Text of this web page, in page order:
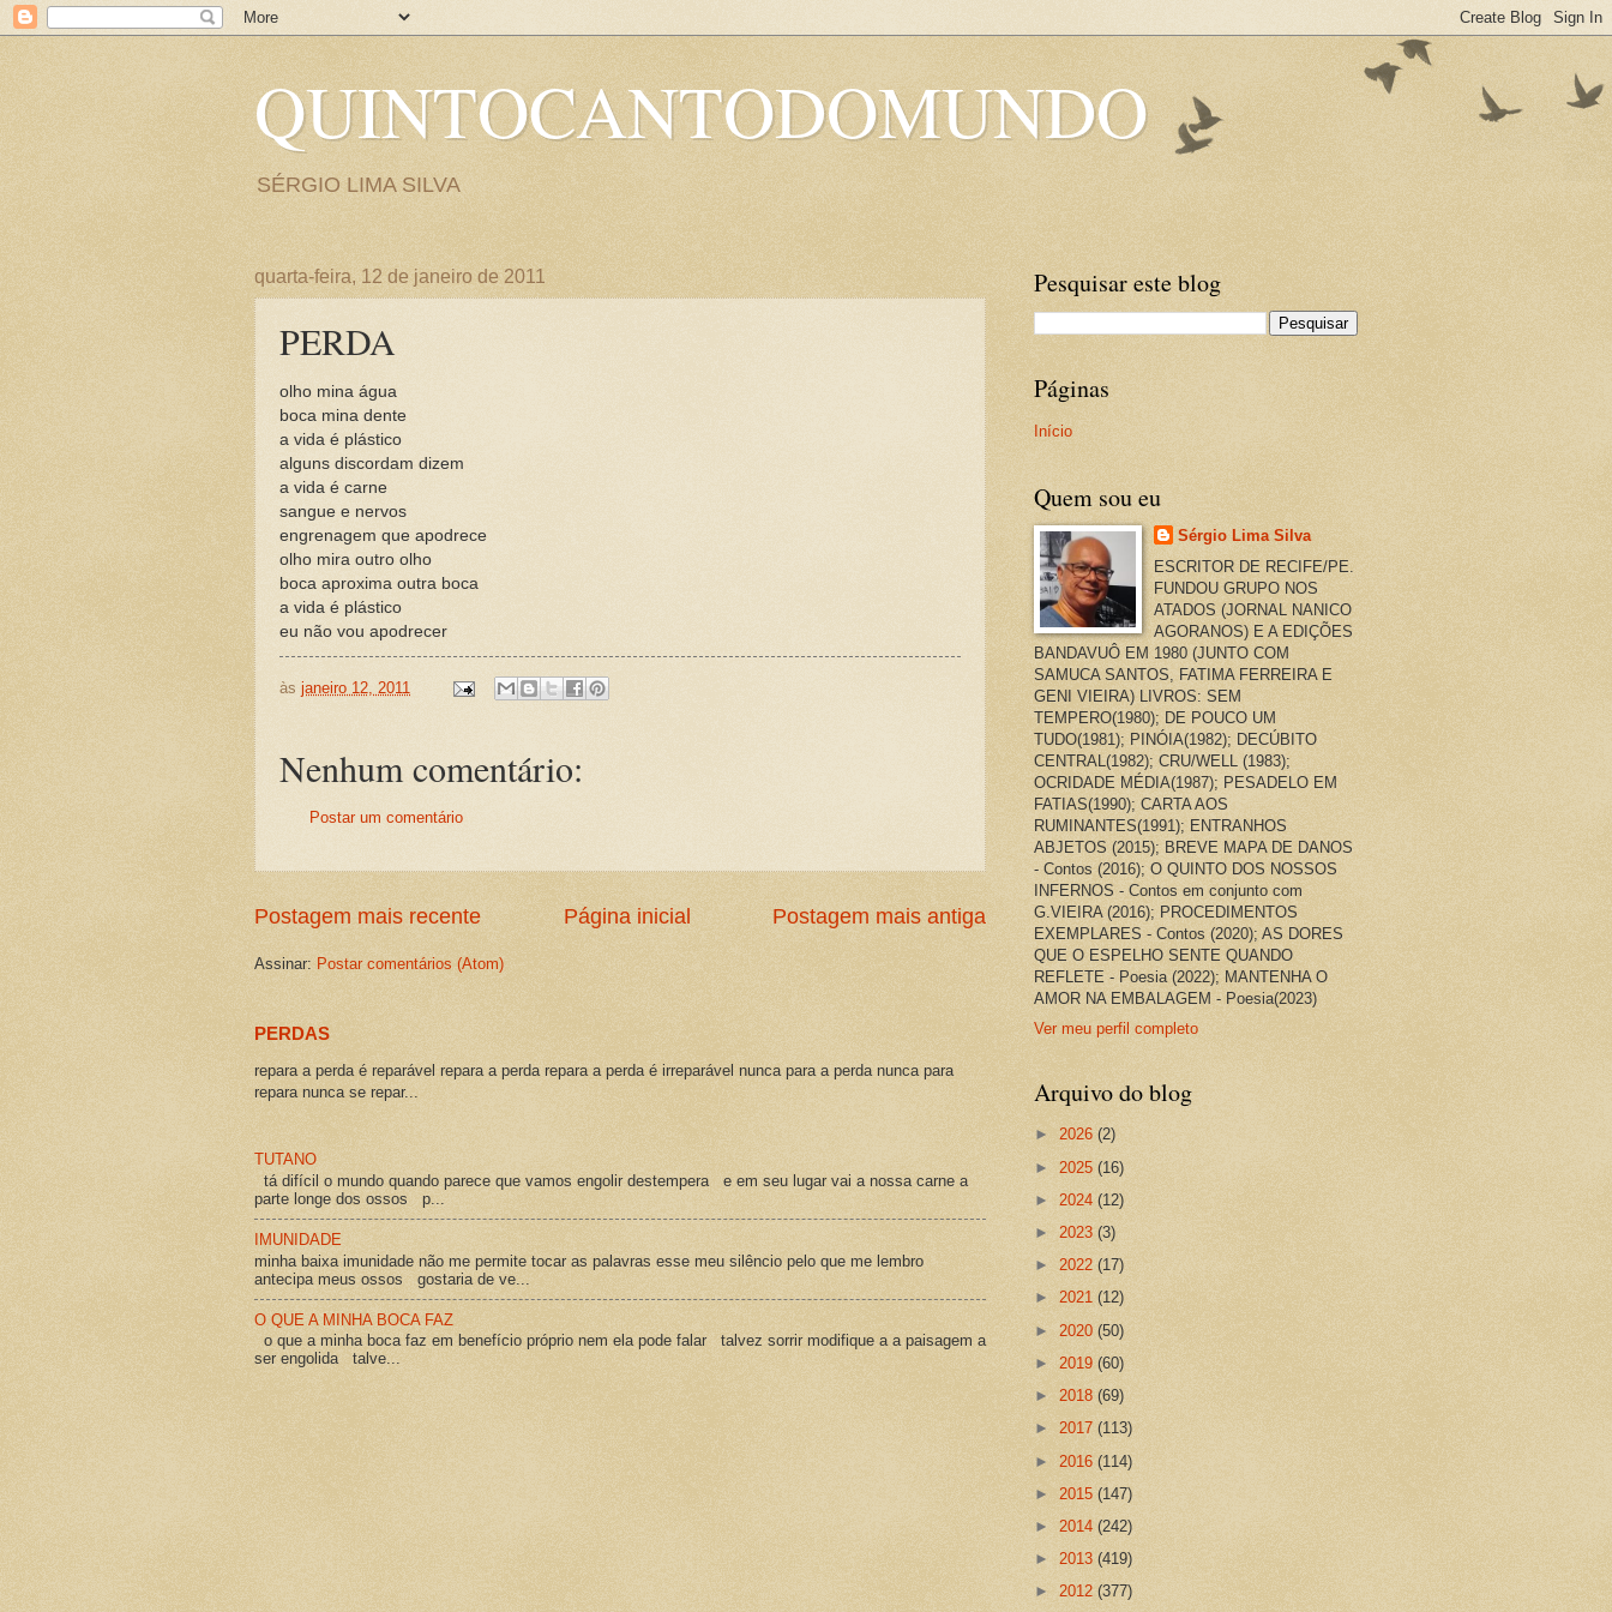
QUINTOCANTODOMUNDO
SÉRGIO LIMA SILVA
quarta-feira, 12 de janeiro de 2011
PERDA
olho mina água
boca mina dente
a vida é plástico
alguns discordam dizem
a vida é carne
sangue e nervos
engrenagem que apodrece
olho mira outro olho
boca aproxima outra boca
a vida é plástico
eu não vou apodrecer
às janeiro 12, 2011
Nenhum comentário:
Postar um comentário
Postagem mais recente Postagem mais antiga
Página inicial
Assinar: Postar comentários (Atom)
PERDAS
repara a perda é reparável repara a perda repara a perda é irreparável nunca para a perda nunca para
repara nunca se repar...
TUTANO
tá difícil o mundo quando parece que vamos engolir destempera e em seu lugar vai a nossa carne a
parte longe dos ossos p...
IMUNIDADE
minha baixa imunidade não me permite tocar as palavras esse meu silêncio pelo que me lembro
antecipa meus ossos gostaria de ve...
O QUE A MINHA BOCA FAZ
o que a minha boca faz em benefício próprio nem ela pode falar talvez sorrir modifique a a paisagem a
ser engolida talve...
Pesquisar este blog
Páginas
Início
Quem sou eu
Sérgio Lima Silva
ESCRITOR DE RECIFE/PE.
FUNDOU GRUPO NOS
ATADOS (JORNAL NANICO
AGORANOS) E A EDIÇÕES
BANDAVUÔ EM 1980 (JUNTO COM
SAMUCA SANTOS, FATIMA FERREIRA E
GENI VIEIRA) LIVROS: SEM
TEMPERO(1980); DE POUCO UM
TUDO(1981); PINÓIA(1982); DECÚBITO
CENTRAL(1982); CRU/WELL (1983);
OCRIDADE MÉDIA(1987); PESADELO EM
FATIAS(1990); CARTA AOS
RUMINANTES(1991); ENTRANHOS
ABJETOS (2015); BREVE MAPA DE DANOS
- Contos (2016); O QUINTO DOS NOSSOS
INFERNOS - Contos em conjunto com
G.VIEIRA (2016); PROCEDIMENTOS
EXEMPLARES - Contos (2020); AS DORES
QUE O ESPELHO SENTE QUANDO
REFLETE - Poesia (2022); MANTENHA O
AMOR NA EMBALAGEM - Poesia(2023)
Ver meu perfil completo
Arquivo do blog
► 2026 (2)
► 2025 (16)
► 2024 (12)
► 2023 (3)
► 2022 (17)
► 2021 (12)
► 2020 (50)
► 2019 (60)
► 2018 (69)
► 2017 (113)
► 2016 (114)
► 2015 (147)
► 2014 (242)
► 2013 (419)
► 2012 (377)